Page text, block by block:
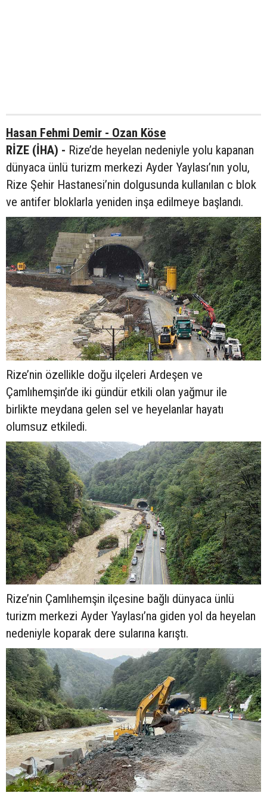
Hasan Fehmi Demir - Ozan Köse
RİZE (İHA) - Rize’de heyelan nedeniyle yolu kapanan
dünyaca ünlü turizm merkezi Ayder Yaylası’nın yolu,
Rize Şehir Hastanesi’nin dolgusunda kullanılan c blok
ve antifer bloklarla yeniden inşa edilmeye başlandı.
Rize’nin özellikle doğu ilçeleri Ardeşen ve
Çamlıhemşin’de iki gündür etkili olan yağmur ile
birlikte meydana gelen sel ve heyelanlar hayatı
olumsuz etkiledi.
Rize’nin Çamlıhemşin ilçesine bağlı dünyaca ünlü
turizm merkezi Ayder Yaylası’na giden yol da heyelan
nedeniyle koparak dere sularına karıştı.